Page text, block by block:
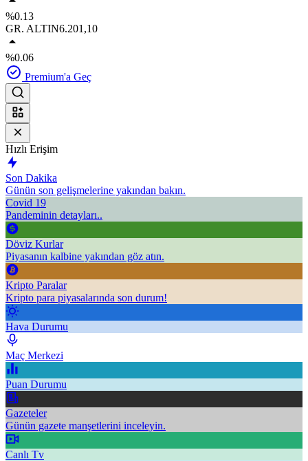
%0.13
GR. ALTIN6.201,10
%0.06
Premium'a Geç
Hızlı Erişim
Son Dakika
Günün son gelişmelerine yakından bakın.
Covid 19
Pandeminin detayları..
Döviz Kurlar
Piyasanın kalbine yakından göz atın.
Kripto Paralar
Kripto para piyasalarında son durum!
Hava Durumu
Maç Merkezi
Puan Durumu
Gazeteler
Günün gazete manşetlerini inceleyin.
Canlı Tv